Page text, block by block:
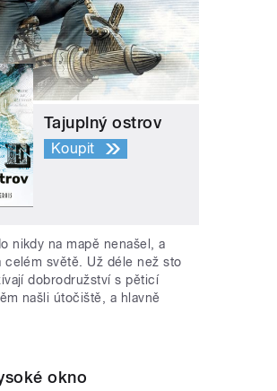
Tajuplný ostrov
Koupit
nikdy na mapě nenašel, a
celém světě. Už déle než sto
dobrodružství s pěticí
našli útočiště, a hlavně
okno